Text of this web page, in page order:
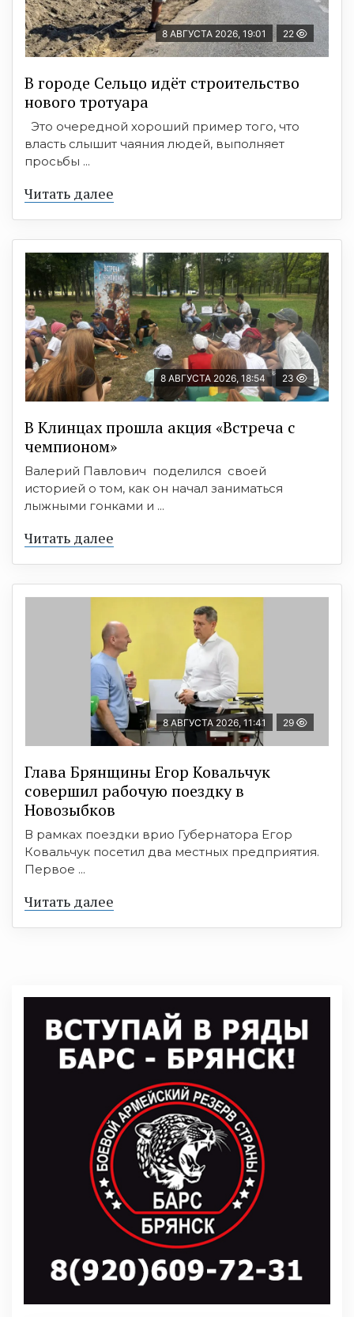
8 АВГУСТА 2026, 19:01 22
В городе Сельцо идёт строительство
нового тротуара
Это очередной хороший пример того, что
власть слышит чаяния людей, выполняет
просьбы ...
Читать далее
8 АВГУСТА 2026, 18:54 23
В Клинцах прошла акция «Встреча с
чемпионом»
Валерий Павлович поделился своей
историей о том, как он начал заниматься
лыжными гонками и ...
Читать далее
8 АВГУСТА 2026, 11:41 29
Глава Брянщины Егор Ковальчук
совершил рабочую поездку в
Новозыбков
В рамках поездки врио Губернатора Егор
Ковальчук посетил два местных предприятия.
Первое ...
Читать далее